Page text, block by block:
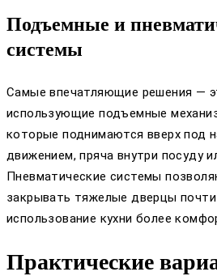
Подъемные и
системы
Самые впечатляющие решения —
использующие подъемные
которые поднимаются вверх под
движением, пряча внутри посуду
Пневматические системы
закрывать тяжелые дверцы почти
использование кухни более
Практические